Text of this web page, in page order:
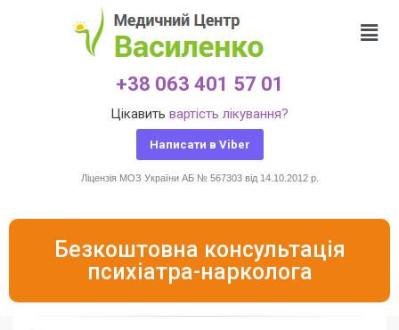
+38 063 401 57 01
Цікавить вартість лікування?
Написати в Viber
Ліцензія МОЗ України АБ № 567303 від 14.10.2012 р.
Безкоштовна консультація
психіатра-нарколога